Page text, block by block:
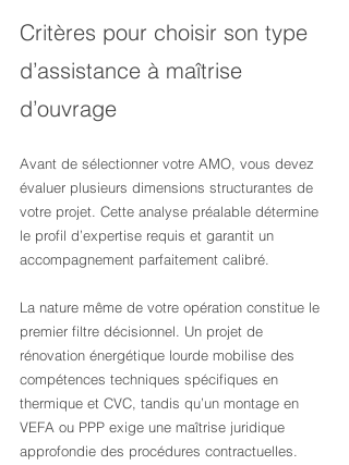
Critères pour choisir son type
d’assistance à maîtrise
d’ouvrage
Avant de sélectionner votre AMO, vous devez
évaluer plusieurs dimensions structurantes de
votre projet. Cette analyse préalable détermine
le profil d’expertise requis et garantit un
accompagnement parfaitement calibré.
La nature même de votre opération constitue le
premier filtre décisionnel. Un projet de
rénovation énergétique lourde mobilise des
compétences techniques spécifiques en
thermique et CVC, tandis qu’un montage en
VEFA ou PPP exige une maîtrise juridique
approfondie des procédures contractuelles.